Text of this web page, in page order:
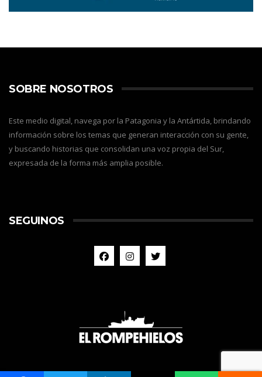
SOBRE NOSOTROS
Este medio digital, navega por la Patagonia y la Antártida, brindando
información sobre los temas que generan interacción con su gente,
y buscando historias que consolidan una voz propia del Sur,
expresada de la forma más amplia posible.
SEGUINOS